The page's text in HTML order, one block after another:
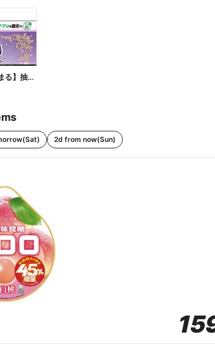
【ファミペイでスタンプ貯まる】抽選でペアチケットが当たる!
2d from now(Sun)